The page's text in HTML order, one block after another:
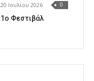
20 Ιουλίου 2026 0
1o Φεστιβάλ